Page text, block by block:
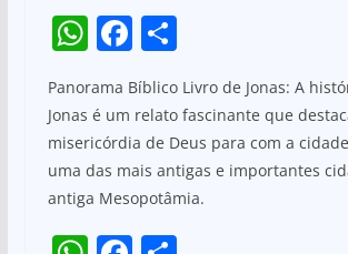
W
at
s
A
p
F
a
c
e
b
o
S
h
ar
e
Panorama Bíblico Livro de Jonas: A
Jonas é um relato fascinante que
misericórdia de Deus para com a
uma das mais antigas e importantes
antiga Mesopotâmia.